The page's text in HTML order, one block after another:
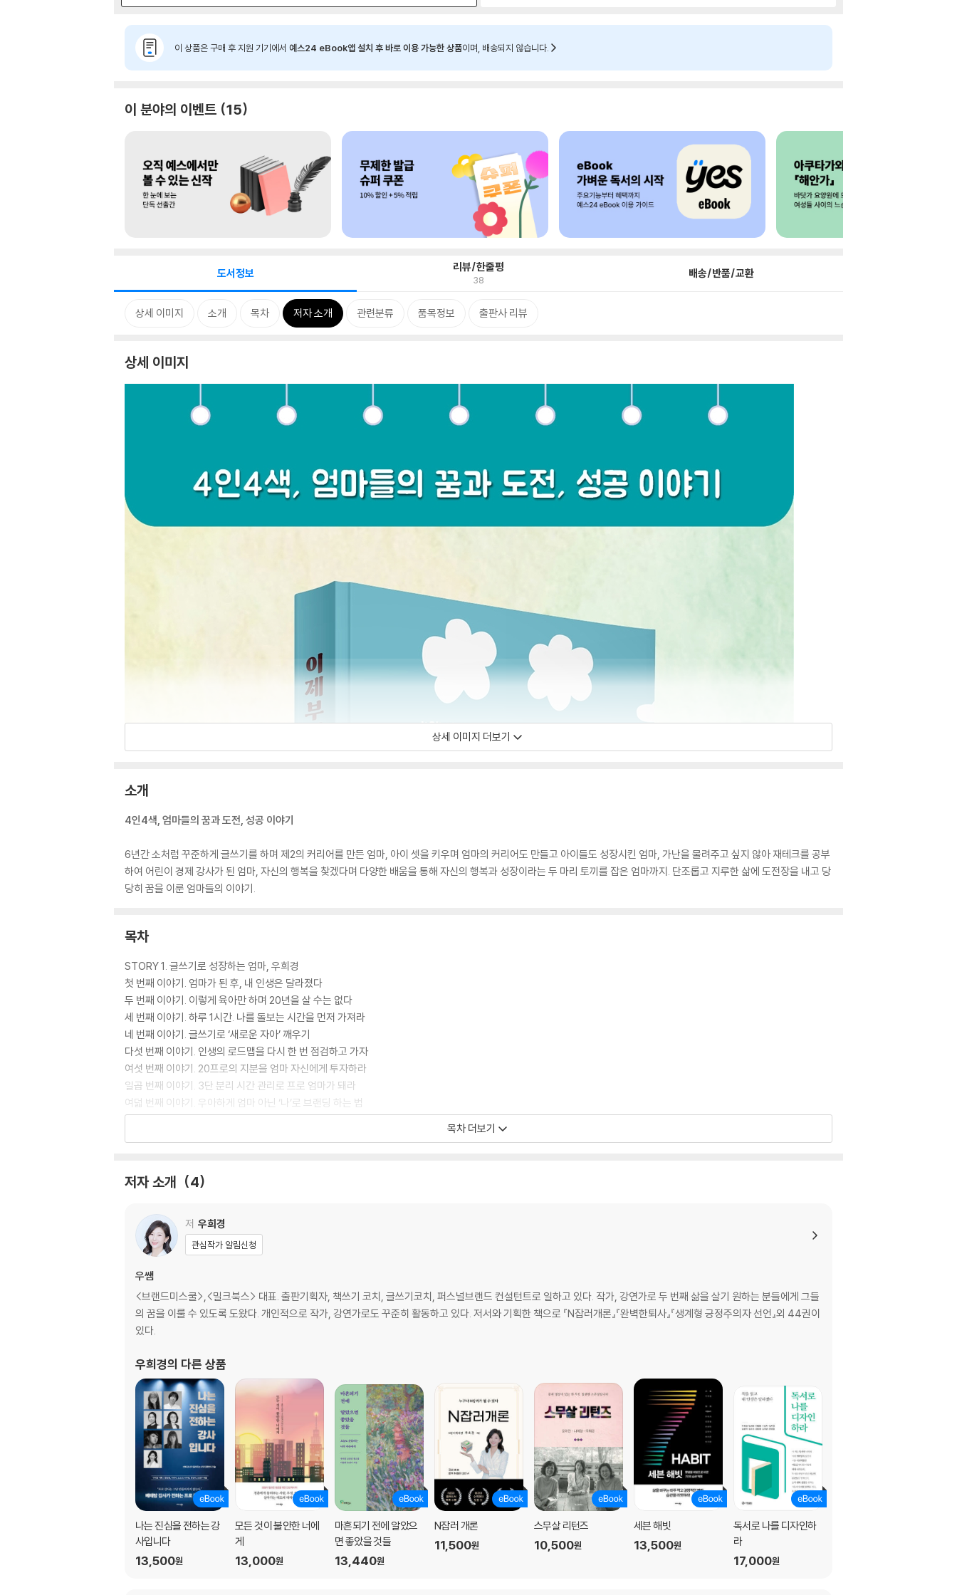
이 상품은 구매 후 지원 기기에서 예스24 eBook앱 설치 후 바로 이용 가능한 상품이며, 배송되지 않습니다.
이 분야의 이벤트 15
도서정보 리뷰/한줄평
38 배송/반품/교환
상세 이미지 소개 목차 저자 소개 관련분류 품목정보 출판사 리뷰
상세 이미지
상세 이미지 더보기
소개
4인4색, 엄마들의 꿈과 도전, 성공 이야기
6년간 소처럼 꾸준하게 글쓰기를 하며 제2의 커리어를 만든 엄마, 아이 셋을 키우며 엄마의 커리어도 만들고 아이들도 성장시킨 엄마, 가난을 물려주고 싶지 않아 재테크를 공부
하여 어린이 경제 강사가 된 엄마, 자신의 행복을 찾겠다며 다양한 배움을 통해 자신의 행복과 성장이라는 두 마리 토끼를 잡은 엄마까지. 단조롭고 지루한 삶에 도전장을 내고 당
당히 꿈을 이룬 엄마들의 이야기.
목차
STORY 1. 글쓰기로 성장하는 엄마, 우희경
첫 번째 이야기. 엄마가 된 후, 내 인생은 달라졌다
두 번째 이야기. 이렇게 육아만 하며 20년을 살 수는 없다
세 번째 이야기. 하루 1시간. 나를 돌보는 시간을 먼저 가져라
네 번째 이야기. 글쓰기로 ‘새로운 자아’ 깨우기
다섯 번째 이야기. 인생의 로드맵을 다시 한 번 점검하고 가자
여섯 번째 이야기. 20프로의 지분을 엄마 자신에게 투자하라
일곱 번째 이야기. 3단 분리 시간 관리로 프로 엄마가 돼라
여덟 번째 이야기. 우아하게 엄마 아닌 ‘나’로 브랜딩 하는 법
아홉 번째 이야기. 꿈꾸고 성장하는 엄마는 환경 탓을 하지 않는다
두 번째 이야기. 아이 셋을 낳고 진짜 엄마가 되다
네 번째 이야기. 흔들리지 않는 신념이 동반 성장의 밑거름
다섯 번째 이야기. 아이를 위한 교육이 엄마를 키운다
여섯 번째 이야기. 엄마가 아닌 나를 위한 도전이 두렵지 않으려면
일곱 번째 이야기. 끊임없이 노력하는 엄마는 아이들에게 독립을 선물한다
여덟 번째 이야기. 남편을 조력자로 만드는 것이 우선이다
아홉 번째 이야기. 엄마라서 포기하는 삶은 없다
첫 번째 이야기. 가난을 물려주지 않기 위해, 재테크의 신을 꿈꾸다
두 번째 이야기. 저축과 투자는 세트다
세 번째 이야기. 모르면 배워서 아는 것이 재테크다
네 번째 이야기. 마음만 있으면 원더우먼이 된다
다섯 번째 이야기. 한 권의 책에서 노하우 1개만 실천하자
여섯 번째 이야기. 온라인으로 최고의 스승을 만나자
일곱 번째 이야기. 매일 성장일지를 기록하자
여덟 번째 이야기. 해야 할 것과 끊어야 할 것
아홉 번째 이야기. 대대손손 물려줄 가업은 집안일에서부터
STORY 4. 자신의 ‘행복찾기’로 성장하는 엄마, 정하연
첫 번째 이야기. 딩크족에서 부모가 되기로 결심하다
두 번째 이야기. 미성숙한 엄마는 아직도 성장 중입니다
목차 더보기
저자 소개 4
저 우희경
관심작가 알림신청
우쌤
<브랜드미스쿨>,<밀크북스> 대표. 출판기획자, 책쓰기 코치, 글쓰기코치, 퍼스널브랜드 컨설턴트로 일하고 있다. 작가, 강연가로 두 번째 삶을 살기 원하는 분들에게 그들
의 꿈을 이룰 수 있도록 도왔다. 개인적으로 작가, 강연가로도 꾸준히 활동하고 있다. 저서와 기획한 책으로 『N잡러개론』『완벽한퇴사』『생계형 긍정주의자 선언』외 44권이
있다.
우희경의 다른 상품
나는 진심을 전하는 강
사입니다
13,500원
모든 것이 불안한 너에
게
13,000원
마흔되기 전에 알았으
면 좋았을 것들
13,440원
N잡러 개론
11,500원
스무살 리턴즈
10,500원
세븐 해빗
13,500원
독서로 나를 디자인하
라
17,000원